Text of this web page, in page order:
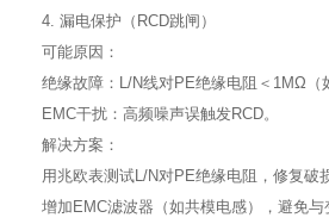
4. 漏电保护（RCD跳闸）
可能原因：
绝缘故障：L/N线对PE绝缘电阻＜1MΩ（如
EMC干扰：高频噪声误触发RCD。
解决方案：
用兆欧表测试L/N对PE绝缘电阻，修复破损
增加EMC滤波器（如共模电感），避免与